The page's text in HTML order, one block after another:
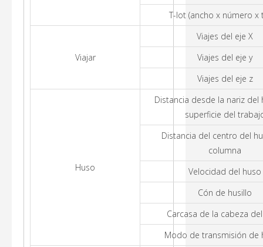
T-lot (ancho x número x
Viajar
Viajes del eje X
Viajes del eje y
Viajes del eje z
Huso
Distancia desde la nariz del
superficie del
Distancia del centro del
columna
Velocidad del huso
Cón de husillo
Carcasa de la cabeza
Modo de transmisión de